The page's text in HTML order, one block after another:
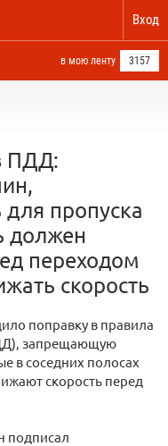
Вход
в мою ленту 3157
ПДД:
пропуска
должен
переходом
скорость
поправку в правила
запрещающую
в соседних полосах
скорость перед
подписал